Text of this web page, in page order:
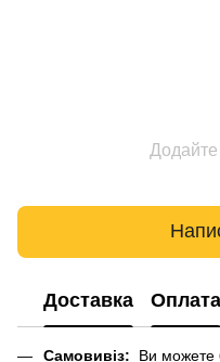
Додайте
Доставка Оплата
Самовивіз: Ви можете